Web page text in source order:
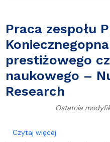
Praca zespołu
prestiżowego
naukowego –
Research
Ostatnia
Czytaj więcejo Praca